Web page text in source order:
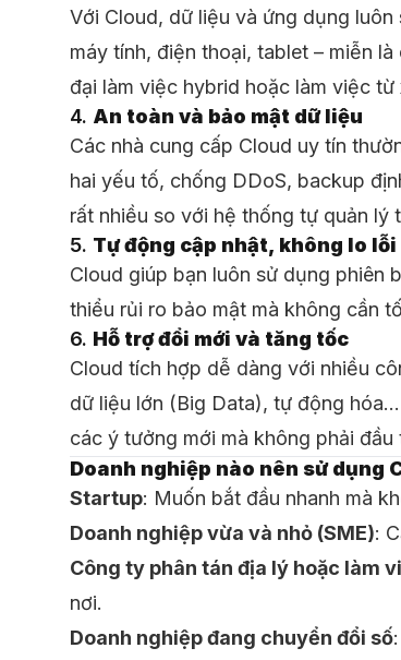
Với Cloud, dữ liệu và ứng dụng
máy tính, điện thoại, tablet – miễn
đại làm việc hybrid hoặc làm việc từ
4. An toàn và bảo mật dữ liệu
Các nhà cung cấp Cloud uy tín
hai yếu tố, chống DDoS, backup
rất nhiều so với hệ thống tự quản lý
5. Tự động cập nhật, không lo
Cloud giúp bạn luôn sử dụng phiên
thiểu rủi ro bảo mật mà không cần
6. Hỗ trợ đổi mới và tăng tốc
Cloud tích hợp dễ dàng với nhiều
dữ liệu lớn (Big Data), tự động
các ý tưởng mới mà không phải đầu
Doanh nghiệp nào nên sử dụng
Startup: Muốn bắt đầu nhanh mà
Doanh nghiệp vừa và nhỏ (SME):
Công ty phân tán địa lý hoặc làm
nơi.
Doanh nghiệp đang chuyển đổi số